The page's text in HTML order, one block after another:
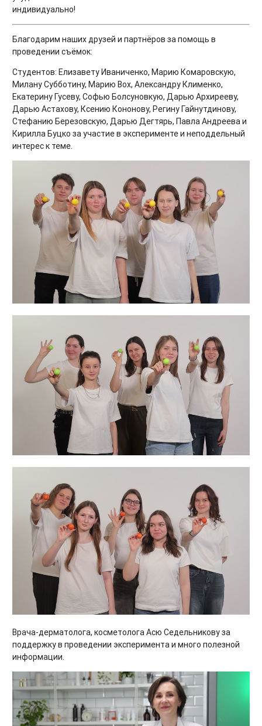
индивидуально!
Благодарим наших друзей и партнёров за помощь в
проведении съёмок:
Студентов: Елизавету Иваниченко, Марию Комаровскую,
Милану Субботину, Марию Вох, Александру Клименко,
Екатерину Гусеву, Софью Болсуновкую, Дарью Архирееву,
Дарью Астахову, Ксению Кононову, Регину Гайнутдинову,
Стефанию Березовскую, Дарью Дегтярь, Павла Андреева и
Кирилла Буцко за участие в эксперименте и неподдельный
интерес к теме.
Врача-дерматолога, косметолога Асю Седельникову за
поддержку в проведении эксперимента и много полезной
информации.